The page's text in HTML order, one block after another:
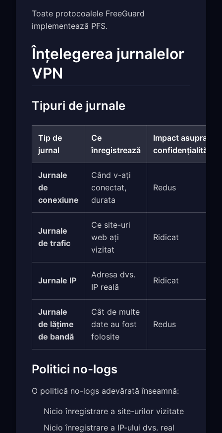
Toate protocoalele FreeGuard
implementează PFS.
Înțelegerea jurnalelor
VPN
Tipuri de jurnale
Tip de
jurnal
Ce
înregistrează
Impact asupra
confidențialității
Jurnale
de
conexiune
Când v-ați
conectat,
durata
Redus
Jurnale
de trafic
Ce site-uri
web ați
vizitat
Ridicat
Jurnale IP
Adresa dvs.
IP reală
Ridicat
Jurnale
de lățime
de bandă
Cât de multe
date au fost
folosite
Redus
Politici no-logs
O politică no-logs adevărată înseamnă:
Nicio înregistrare a site-urilor vizitate
Nicio înregistrare a IP-ului dvs. real